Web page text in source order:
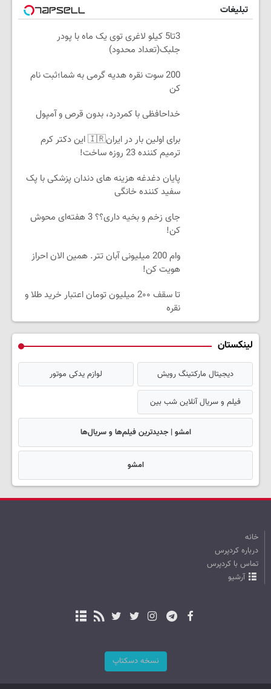
تبلیغات
3تا5 کیلو لاغری توی یک ماه با پودر
جلبک(تعداد محدود)
200 سوت نقره هدیه گرمی به شما؛ثبت نام
کن
خداحافظی با کمردرد، بدون قرص و آمپول
برای اولین بار در ایران🇮🇷 این دکتر کرم
ترمیم کننده 23 روزه ساخت!
پایان دغدغه هزینه های دندان پزشکی با پک
سفید کننده خانگی
جای زخم و بخیه داری؟؟ 3 هفته‌ای محوش
کن!
وام 200 میلیونی آبان تتر. همین الان احراز
هویت کن!
تا سقف 2۰۰ میلیون تومان اعتبار خرید طلا و
نقره
لینکستان
دیجیتال مارکتینگ رویش لوازم یدکی موتور
فیلم و سریال آنلاین شب بین
امشو | جدیدترین فیلم‌ها و سریال‌ها
امشو
خانه
درباره کردپرس
تماس با کردپرس
آرشیو
نسخه دسکتاپ